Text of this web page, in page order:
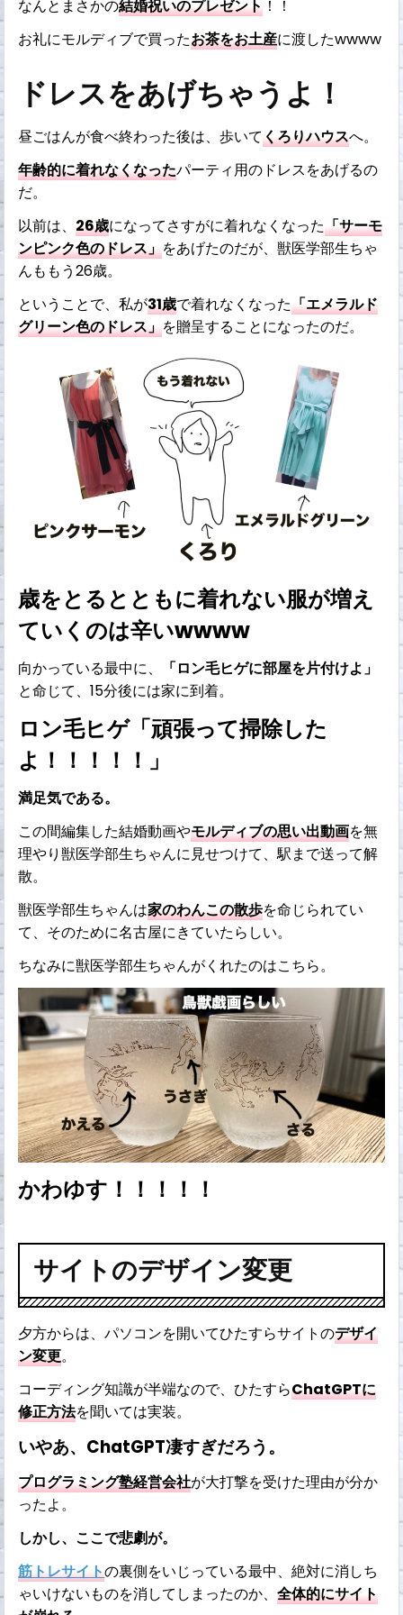
なんとまさかの結婚祝いのプレゼント ！！
お礼にモルディブで買ったお茶をお土産に渡したwwww
ドレスをあげちゃうよ！
昼ごはんが食べ終わった後は、歩いてくろりハウスへ。
年齢的に着れなくなったパーティ用のドレスをあげるの
だ。
以前は、26歳になってさすがに着れなくなった「サーモ
ンピンク色のドレス」をあげたのだが、獣医学部生ちゃ
んももう26歳。
ということで、私が31歳で着れなくなった「エメラルド
グリーン色のドレス」を贈呈することになったのだ。
歳をとるとともに着れない服が増え
ていくのは辛いwwww
向かっている最中に、 「ロン毛ヒゲに部屋を片付けよ」
と命じて、15分後には家に到着。
ロン毛ヒゲ「頑張って掃除した
よ！！！！！」
満足気である。
この間編集した結婚動画やモルディブの思い出動画を無
理やり獣医学部生ちゃんに見せつけて、駅まで送って解
散。
獣医学部生ちゃんは家のわんこの散歩を命じられてい
て、そのために名古屋にきていたらしい。
ちなみに獣医学部生ちゃんがくれたのはこちら。
かわゆす！！！！！
サイトのデザイン変更
夕方からは、パソコンを開いてひたすらサイトのデザイ
ン変更。
コーディング知識が半端なので、ひたすらChatGPTに
修正方法を聞いては実装。
いやあ、ChatGPT凄すぎだろう。
プログラミング塾経営会社が大打撃を受けた理由が分か
ったよ。
しかし、ここで悲劇が。
筋トレサイトの裏側をいじっている最中、絶対に消しち
ゃいけないものを消してしまったのか、全体的にサイト